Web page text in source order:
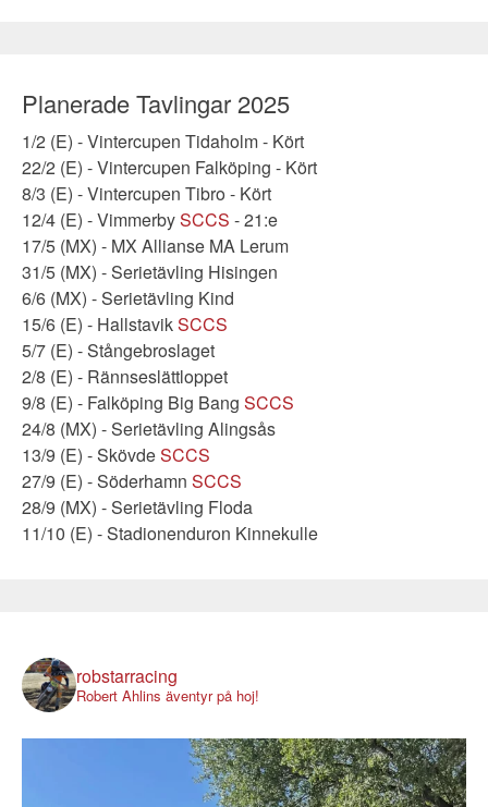
Planerade Tavlingar 2025
1/2 (E) - Vintercupen Tidaholm - Kört
22/2 (E) - Vintercupen Falköping - Kört
8/3 (E) - Vintercupen Tibro - Kört
12/4 (E) - VimmerbySCCS - 21:e
17/5 (MX) - MX Allianse MA Lerum
31/5 (MX) - Serietävling Hisingen
6/6 (MX) - Serietävling Kind
15/6 (E) - HallstavikSCCS
5/7 (E) - Stångebroslaget
2/8 (E) - Rännseslättloppet
9/8 (E) - Falköping Big Bang SCCS
24/8 (MX) - Serietävling Alingsås
13/9 (E) - SkövdeSCCS
27/9 (E) - Söderhamn SCCS
28/9 (MX) - Serietävling Floda
11/10 (E) - Stadionenduron Kinnekulle
robstarracing
Robert Ahlins äventyr på hoj!